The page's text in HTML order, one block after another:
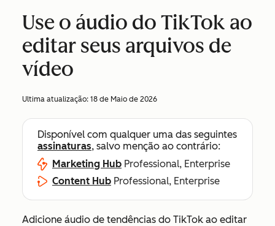
Use o áudio do TikTok ao
editar seus arquivos de
vídeo
Ultima atualização: 18 de Maio de 2026
Disponível com qualquer uma das seguintes
assinaturas, salvo menção ao contrário:
Marketing Hub Professional, Enterprise
Content Hub Professional, Enterprise
Adicione áudio de tendências do TikTok ao editar